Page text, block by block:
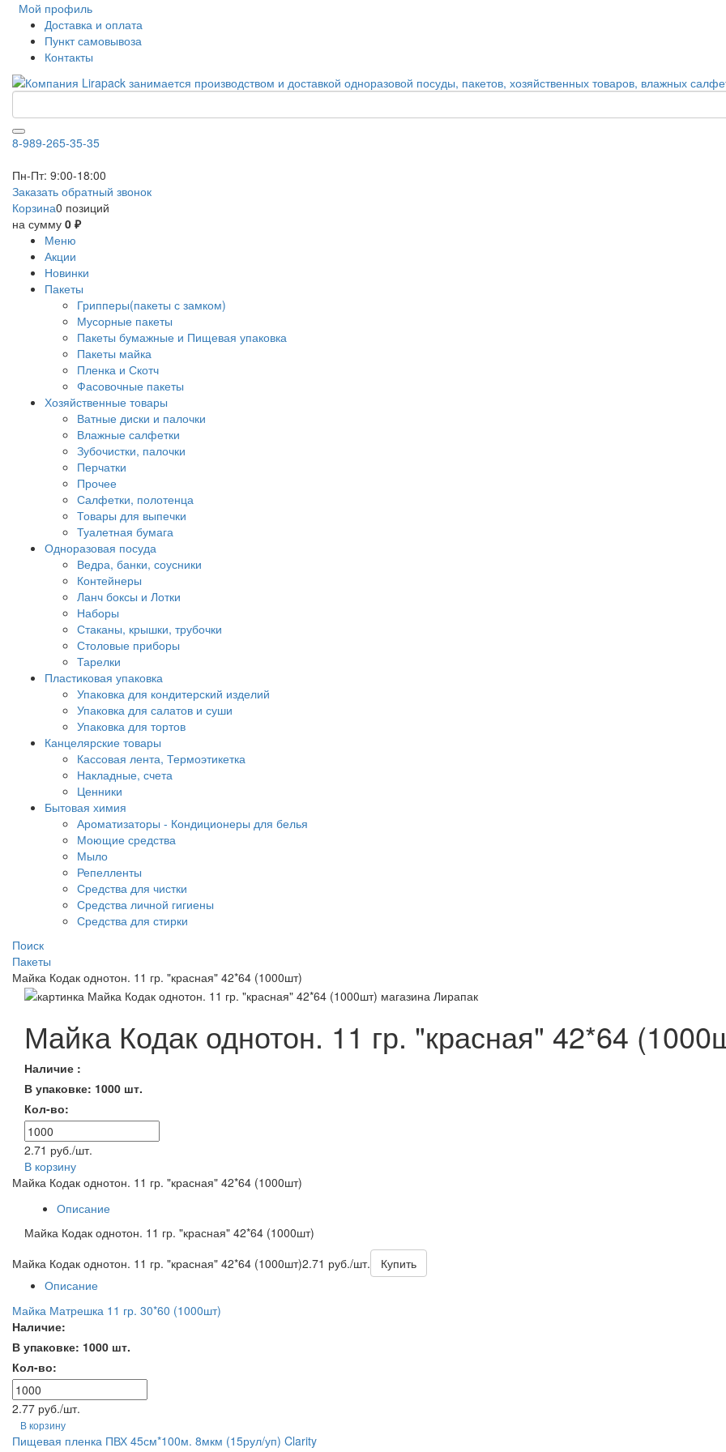
Мой профиль
Доставка и оплата
Пункт самовывоза
Контакты
8-989-265-35-35
Пн-Пт: 9:00-18:00
Заказать обратный звонок
Корзина0 позиций
на сумму 0 ₽
Меню
Акции
Новинки
Пакеты
Грипперы(пакеты с замком)
Мусорные пакеты
Пакеты бумажные и Пищевая упаковка
Пакеты майка
Пленка и Скотч
Фасовочные пакеты
Хозяйственные товары
Ватные диски и палочки
Влажные салфетки
Зубочистки, палочки
Перчатки
Прочее
Салфетки, полотенца
Товары для выпечки
Туалетная бумага
Одноразовая посуда
Ведра, банки, соусники
Контейнеры
Ланч боксы и Лотки
Наборы
Стаканы, крышки, трубочки
Столовые приборы
Тарелки
Пластиковая упаковка
Упаковка для кондитерский изделий
Упаковка для салатов и суши
Упаковка для тортов
Канцелярские товары
Кассовая лента, Термоэтикетка
Накладные, счета
Ценники
Бытовая химия
Ароматизаторы - Кондиционеры для белья
Моющие средства
Мыло
Репелленты
Средства для чистки
Средства личной гигиены
Средства для стирки
Поиск
Пакеты
Майка Кодак однотон. 11 гр. "красная" 42*64 (1000шт)
Майка Кодак однотон. 11 гр. "красная" 42*64
Наличие :
В упаковке: 1000 шт.
Кол-во:
2.71 руб./шт.
В корзину
Майка Кодак однотон. 11 гр. "красная" 42*64 (1000шт)
Описание
Майка Кодак однотон. 11 гр. "красная" 42*64 (1000шт)
Майка Кодак однотон. 11 гр. "красная" 42*64 (1000шт)2.71 руб./шт.
Купить
Описание
Майка Матрешка 11 гр. 30*60 (1000шт)
Наличие:
В упаковке: 1000 шт.
Кол-во:
2.77 руб./шт.
В корзину
Пищевая пленка ПВХ 45см*100м. 8мкм (15рул/уп) Clarity